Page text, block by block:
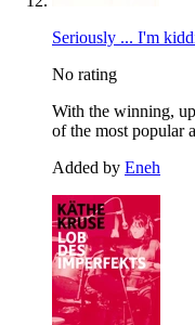
Seriously ... I'm
No rating
With the winning,
of the most popular
Added by Eneh